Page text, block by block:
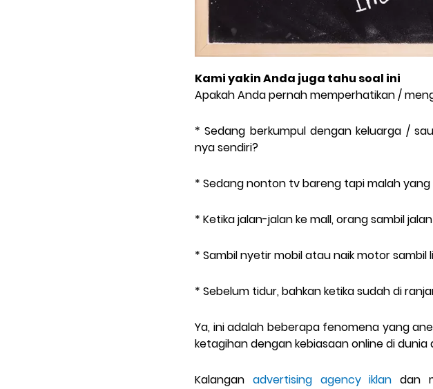
Kami yakin Anda juga tahu soal ini
Apakah Anda pernah memperhatikan /
* Sedang berkumpul dengan keluarga /
nya sendiri?
* Sedang nonton tv bareng tapi malah
* Ketika jalan-jalan ke mall, orang sambil
* Sambil nyetir mobil atau naik motor
* Sebelum tidur, bahkan ketika sudah di
Ya, ini adalah beberapa fenomena yang
ketagihan dengan kebiasaan online di dunia
Kalangan advertising agency iklan dan